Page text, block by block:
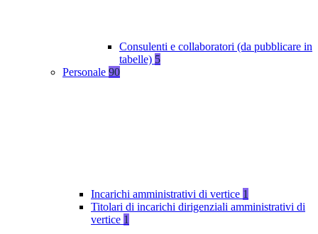
Consulenti e collaboratori (da pubblicare in
tabelle) 5
Personale 90
Incarichi amministrativi di vertice 1
Titolari di incarichi dirigenziali amministrativi di
vertice 1